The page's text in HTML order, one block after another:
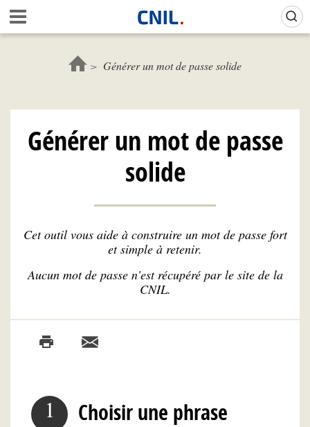
Aller
au
contenu
c
l
C
N
Générer un mot de passe solide
Générer un mot de passe
solide
Cet outil vous aide à construire un mot de passe fort
et simple à retenir.
Aucun mot de passe n'est récupéré par le site de la
CNIL.
1
Choisir une phrase
Gestion de vos préférences sur les cookies (témoins de connexion)